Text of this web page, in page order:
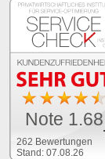
262 Bewertungen
Stand: 07.08.26
Note 1.68